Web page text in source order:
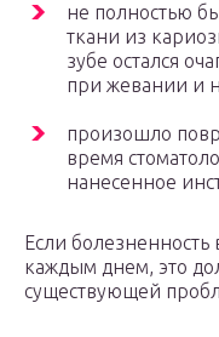
не полностью
ткани из
зубе остался
при жевании и
произошло
время
нанесенное
Если болезненность
каждым днем, это
существующей